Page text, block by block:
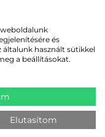
A
kártyák előállítására.
a nyomtatás,
az eszközhöz
teheti meg a
és
általunk használt sütikkel
a beállításokat.
Elutasítom